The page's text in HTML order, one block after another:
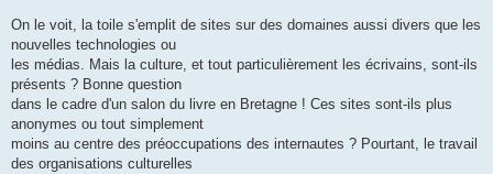
On le voit, la toile s'emplit de sites sur des domaines aussi divers que les
nouvelles technologies ou
les médias. Mais la culture, et tout particulièrement les écrivains, sont-ils
présents ? Bonne question
dans le cadre d'un salon du livre en Bretagne ! Ces sites sont-ils plus
anonymes ou tout simplement
moins au centre des préoccupations des internautes ? Pourtant, le travail
des organisations culturelles